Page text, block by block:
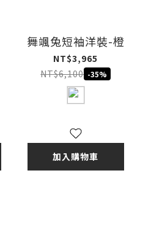
舞颯兔短袖洋裝-橙
NT$3,965
NT$6,100 -35%
加入購物車